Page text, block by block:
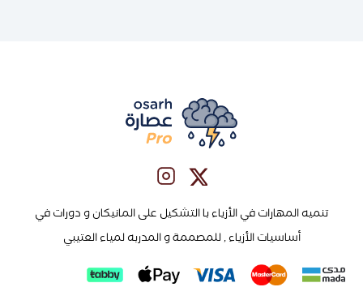
تنميه المهارات في الأزياء با التشكيل على المانيكان و دورات في
أساسيات الأزياء , للمصممة و المدربه لمياء العتيبي